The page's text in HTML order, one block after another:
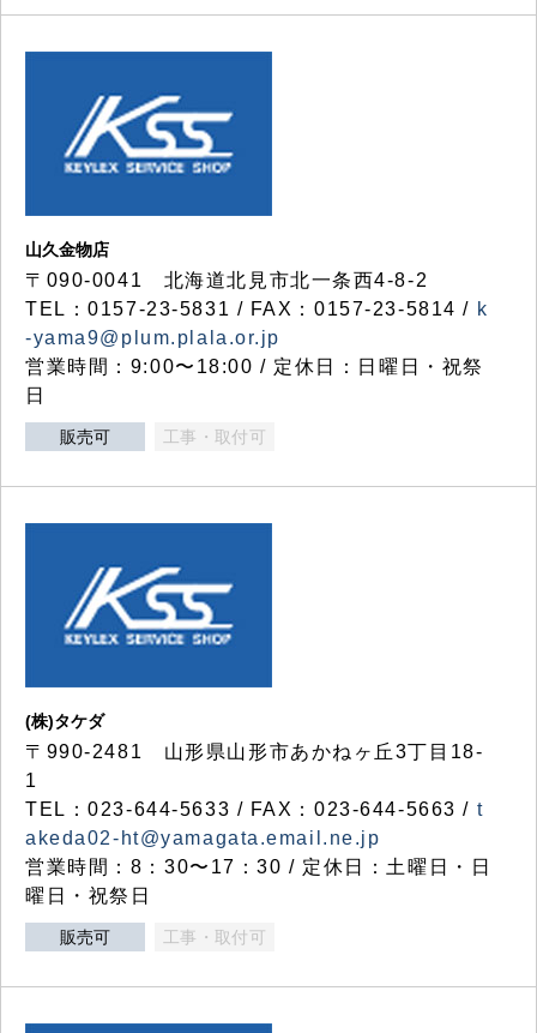
山久金物店
〒090-0041 北海道北見市北一条西4-8-2
TEL：0157-23-5831 / FAX：0157-23-5814 / k
-yama9@plum.plala.or.jp
営業時間：9:00〜18:00 / 定休日：日曜日・祝祭
日
販売可 工事・取付可
(株)タケダ
〒990-2481 山形県山形市あかねヶ丘3丁目18-
1
TEL：023-644-5633 / FAX：023-644-5663 / t
akeda02-ht@yamagata.email.ne.jp
営業時間：8：30〜17：30 / 定休日：土曜日・日
曜日・祝祭日
販売可 工事・取付可